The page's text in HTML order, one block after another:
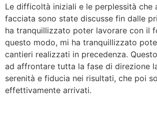
Le difficoltà iniziali e le perplessità che
facciata sono state discusse fin dalle
ha tranquillizzato poter lavorare con il
questo modo, mi ha tranquillizzato
cantieri realizzati in precedenza.
ad affrontare tutta la fase di direzione
serenità e fiducia nei risultati, che poi
effettivamente arrivati.